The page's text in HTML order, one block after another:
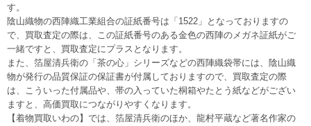
す。
陰山織物の西陣織工業組合の証紙番号は「1522」となっておりますの
で、買取査定の際は、この証紙番号のある金色の西陣のメガネ証紙がご
一緒ですと、買取査定にプラスとなります。
また、箔屋清兵衛の「茶の心」シリーズなどの西陣織袋帯には、陰山織
物が発行の品質保証の保証書が付属しておりますので、買取査定の際
は、こういった付属品や、帯の入っていた桐箱やたとう紙などがござい
ますと、高価買取につながりやすくなります。
【着物買取いわの】では、箔屋清兵衛のほか、龍村平蔵など著名作家の